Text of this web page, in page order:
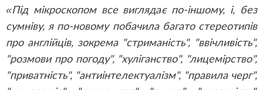
«Під мікроскопом все виглядає по-іншому, і, без
сумніву, я по-новому побачила багато стереотипів
про англійців, зокрема "стриманість", "ввічливість",
"розмови про погоду", "хуліганство", "лицемірство",
"приватність", "антиінтелектуалізм", "правила черг",